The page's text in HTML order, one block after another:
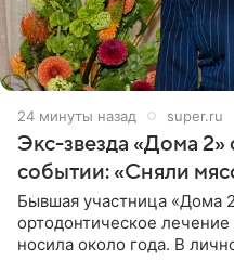
24 минуты назад super.ru
Экс-звезда «Дома
событии: «Сняли
Бывшая участница «Дома
ортодонтическое
носила около года. В